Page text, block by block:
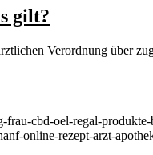
gilt?
Verordnung über
frau-cbd-oel-regal-
online-rezept-arzt-